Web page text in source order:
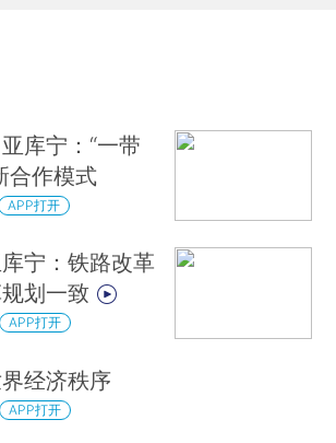
库宁：“一带
合作模式
APP打开
宁：铁路改革
划一致
APP打开
经济秩序
APP打开